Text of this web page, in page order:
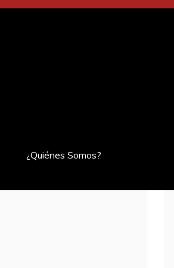
¿Quiénes Somos?